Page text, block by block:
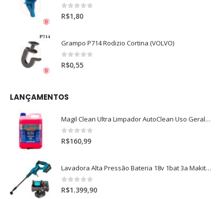
0out of 5
R$1,80
Grampo P714 Rodizio Cortina (VOLVO)
0out of 5
R$0,55
LANÇAMENTOS
Magil Clean Ultra Limpador AutoClean Uso Geral 5L
0out of 5
R$160,99
Lavadora Alta Pressão Bateria 18v 1bat 3a Makita Dhw180zc
0out of 5
R$1.399,90